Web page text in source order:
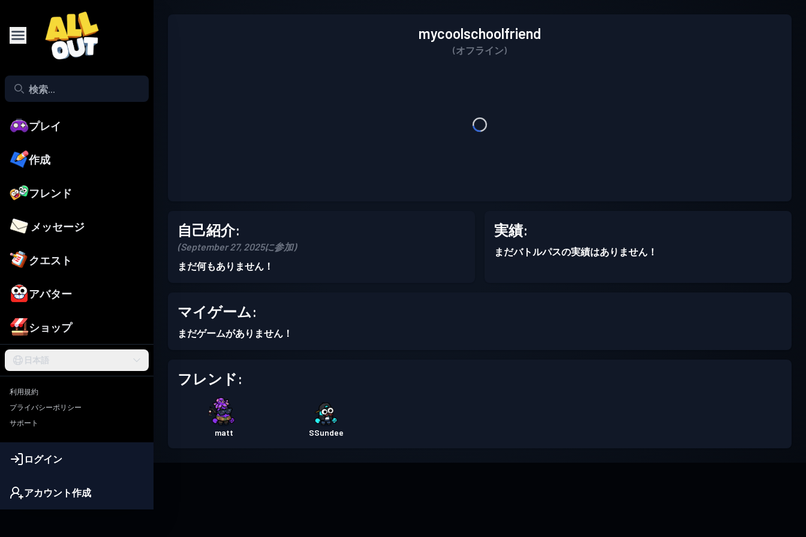
プレイ
作成
フレンド
メッセージ
クエスト
アバター
ショップ
日本語
利用規約
プライバシーポリシー
サポート
ログイン
アカウント作成
mycoolschoolfriend
(オフライン)
自己紹介:
(September 27, 2025に参加)
まだ何もありません！
実績:
まだバトルパスの実績はありません！
マイゲーム:
まだゲームがありません！
フレンド:
matt SSundee